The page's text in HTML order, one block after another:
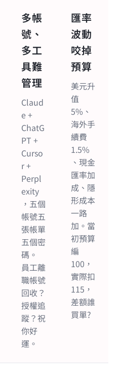
多帳
號、
多工
具難
管理
Claud
e +
ChatG
PT +
Curso
r +
Perpl
exity
，五個
帳號五
張帳單
五個密
碼。
員工離
職帳號
回收？
授權追
蹤？祝
你好
運。
匯率
波動
咬掉
預算
美元升
值
5%、
海外手
續費
1.5%
、現金
匯率加
成、隱
形成本
一路
加。當
初預算
編
100，
實際扣
115，
差額誰
買單?